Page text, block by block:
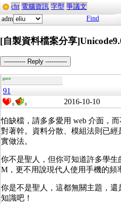
cht 電腦資訊 字型 爭議文
adm
Find
[自製資料檔案分享
----------- Reply -----------
guest
91
0 0 2016-10-10
怕缺檔，請多多愛用 web 介面，
對著幹。資料分散、模組法則已
實做法。
你不是聖人，但你可知道許多學生
M，更不用說現代人使用手機的頻
你是不是聖人，這都無關主題，
知識吧！